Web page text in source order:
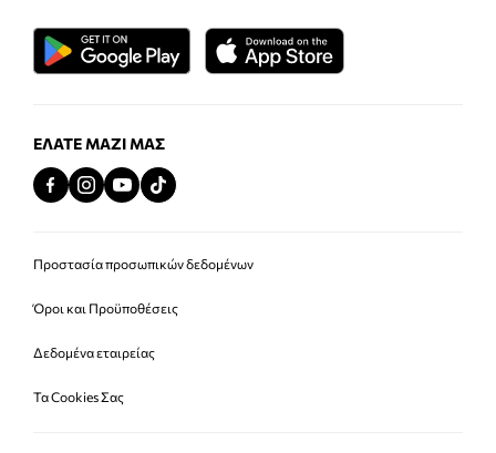
ΕΛΆΤΕ ΜΑΖΊ ΜΑΣ
Προστασία προσωπικών δεδομένων
Όροι και Προϋποθέσεις
Δεδομένα εταιρείας
Τα Cookies Σας